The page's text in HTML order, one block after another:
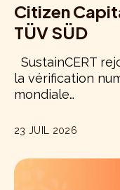
Citizen
TÜV SÜD
SustainCERT
la vérification
mondiale…
23 JUIL 2026